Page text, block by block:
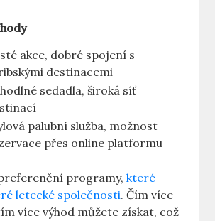
akce, dobré spojení s
destinacemi
sedadla, široká síť
palubní služba, možnost
přes online platformu
programy,které
letecké společnosti. Čím více
více výhod můžete získat, což